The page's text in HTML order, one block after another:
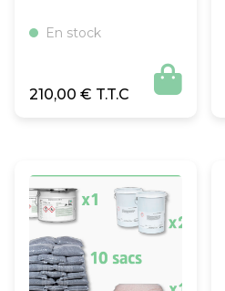
En stock
210,00 € 